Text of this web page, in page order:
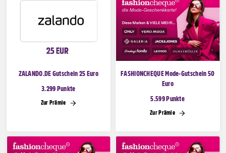
ZALANDO.DE Gutschein 25 Euro
3.299 Punkte
Zur Prämie
FASHIONCHEQUE Mode-Gutschein 50
Euro
5.599 Punkte
Zur Prämie